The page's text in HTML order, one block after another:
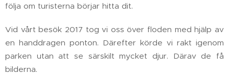
följa om turisterna börjar hitta dit.
Vid vårt besök 2017 tog vi oss över floden med hjälp av
en handdragen ponton. Därefter körde vi rakt igenom
parken utan att se särskilt mycket djur. Därav de få
bilderna.